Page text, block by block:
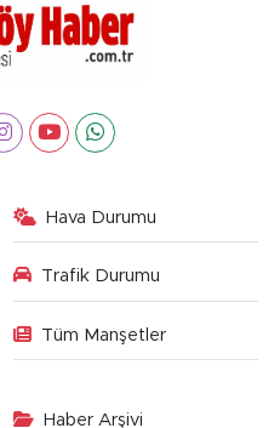
Hava Durumu
Trafik Durumu
Tüm Manşetler
Haber Arşivi